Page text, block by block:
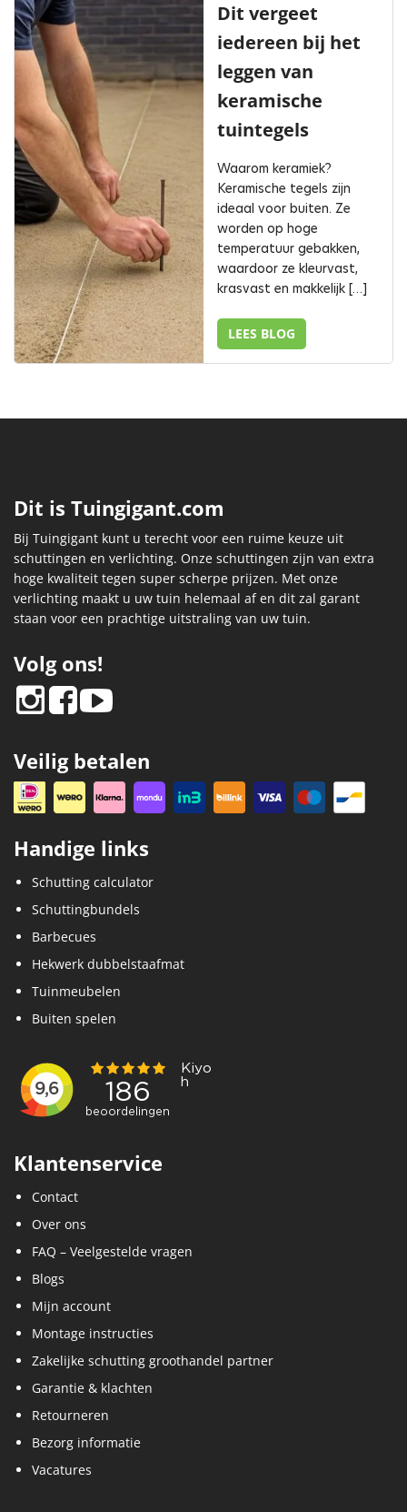
Dit vergeet
iedereen bij het
leggen van
keramische
tuintegels
Waarom keramiek?
Keramische tegels zijn
ideaal voor buiten. Ze
worden op hoge
temperatuur gebakken,
waardoor ze kleurvast,
krasvast en makkelijk […]
LEES BLOG
Dit is Tuingigant.com
Bij Tuingigant kunt u terecht voor een ruime keuze uit
schuttingen en verlichting. Onze schuttingen zijn van extra
hoge kwaliteit tegen super scherpe prijzen. Met onze
verlichting maakt u uw tuin helemaal af en dit zal garant
staan voor een prachtige uitstraling van uw tuin.
Volg ons!
Veilig betalen
Handige links
Schutting calculator
Schuttingbundels
Barbecues
Hekwerk dubbelstaafmat
Tuinmeubelen
Buiten spelen
Klantenservice
Contact
Over ons
FAQ – Veelgestelde vragen
Blogs
Mijn account
Montage instructies
Zakelijke schutting groothandel partner
Garantie & klachten
Retourneren
Bezorg informatie
Vacatures